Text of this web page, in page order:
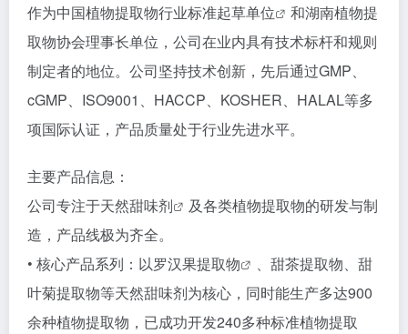
作为中国植物提取物行业标准起草单位
和湖南植物提
取物协会理事长单位，公司在业内具有技术标杆和规则
制定者的地位。公司坚持技术创新，先后通过GMP、
cGMP、ISO9001、HACCP、KOSHER、HALAL等多
项国际认证，产品质量处于行业先进水平。
主要产品信息：
公司专注于天然甜味剂
及各类植物提取物的研发与制
造，产品线极为齐全。
• 核心产品系列：以罗汉果提取物
、甜茶提取物、甜
叶菊提取物等天然甜味剂为核心，同时能生产多达900
余种植物提取物，已成功开发240多种标准植物提取